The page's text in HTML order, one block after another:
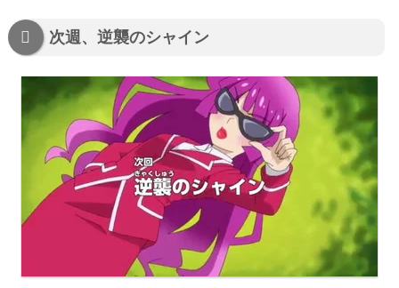
次週、逆襲のシャイン